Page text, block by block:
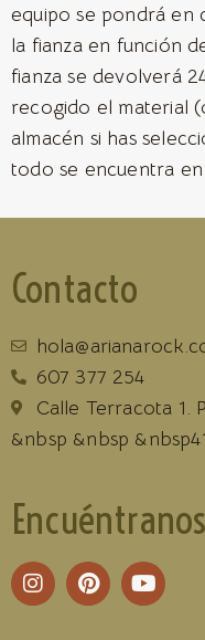
equipo se pondrá
la fianza en función
fianza se devolverá
recogido el material
almacén si has
todo se encuentra
Contacto
607 377 254
Calle Terracota 1.
&nbsp &nbsp